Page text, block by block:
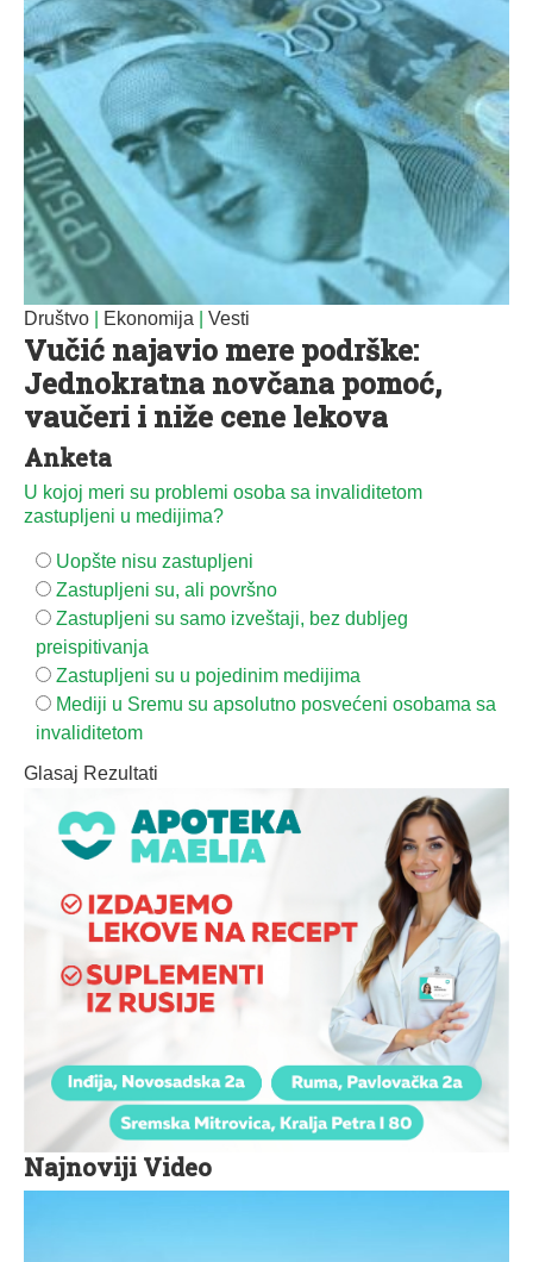
Društvo Ekonomija Vesti
Vučić najavio mere podrške:
Jednokratna novčana pomoć,
vaučeri i niže cene lekova
Anketa
U kojoj meri su problemi osoba sa invaliditetom
zastupljeni u medijima?
Uopšte nisu zastupljeni
Zastupljeni su, ali površno
Zastupljeni su samo izveštaji, bez dubljeg
preispitivanja
Zastupljeni su u pojedinim medijima
Mediji u Sremu su apsolutno posvećeni osobama sa
invaliditetom
Glasaj Rezultati
Najnoviji Video